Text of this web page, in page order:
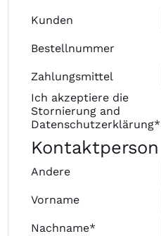
Kunden
Bestellnummer
Zahlungsmittel
Ich akzeptiere die
Stornierung and
Datenschutzerklärung*
Kontaktperson
Andere
Vorname
Nachname*